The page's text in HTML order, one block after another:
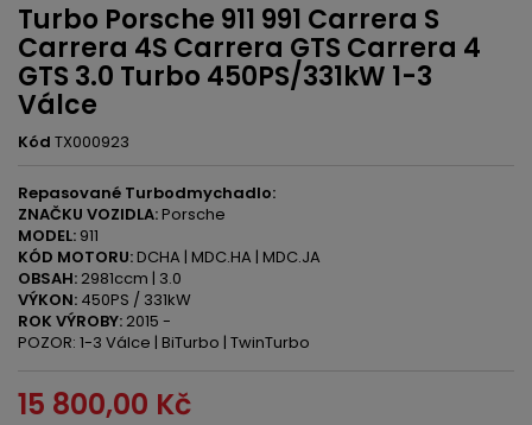
Turbo Porsche 911 991 Carrera S
Carrera 4S Carrera GTS Carrera 4
GTS 3.0 Turbo 450PS/331kW 1-3
Válce
Kód TX000923
Repasované Turbodmychadlo:
ZNAČKU VOZIDLA:Porsche
MODEL: 911
KÓD MOTORU:DCHA | MDC.HA | MDC.JA
OBSAH: 2981ccm | 3.0
VÝKON: 450PS / 331kW
ROK VÝROBY: 2015 -
POZOR: 1-3 Válce | BiTurbo | TwinTurbo
15 800,00 Kč